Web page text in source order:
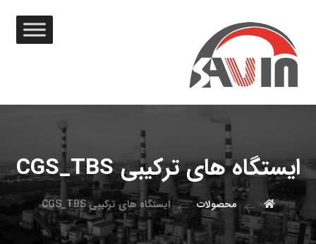
ایستگاه های ترکیبی CGS_TBS
محصولات ایستگاه های ترکیبی CGS_TBS